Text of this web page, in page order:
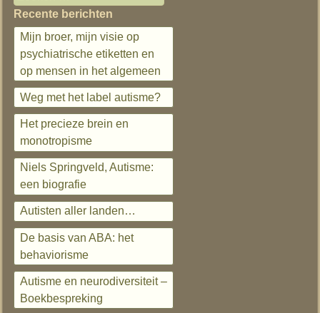
Recente berichten
Mijn broer, mijn visie op
psychiatrische etiketten en
op mensen in het algemeen
Weg met het label autisme?
Het precieze brein en
monotropisme
Niels Springveld, Autisme:
een biografie
Autisten aller landen…
De basis van ABA: het
behaviorisme
Autisme en neurodiversiteit –
Boekbespreking